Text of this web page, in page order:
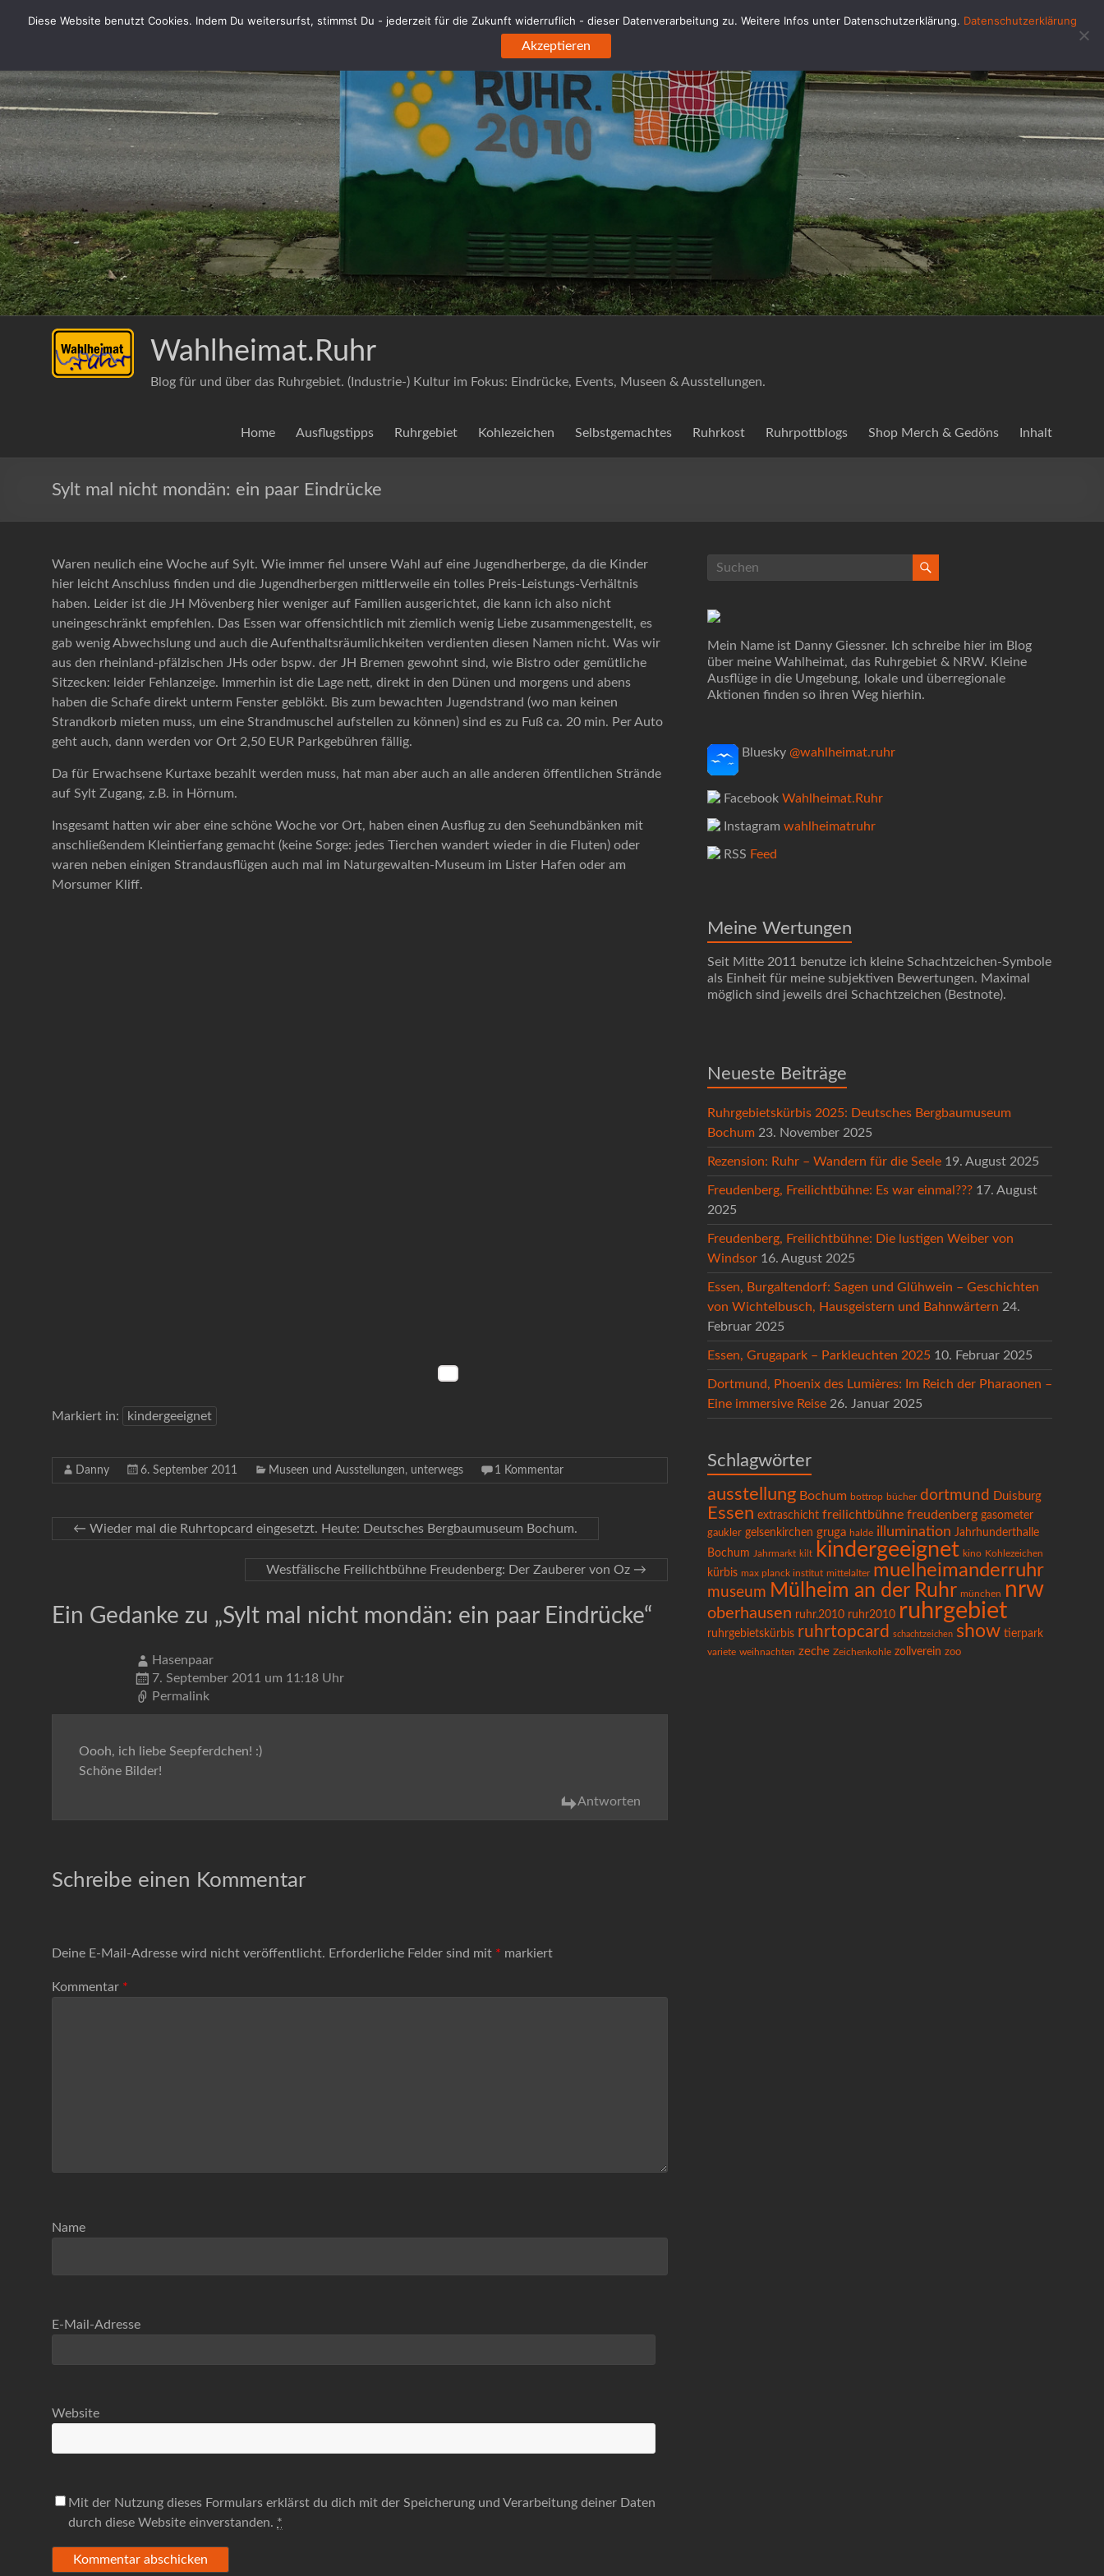
Inhalt
Wahlheimat.Ruhr
Blog für und über das Ruhrgebiet. (Industrie-) Kultur im Fokus: Eindrücke, Events, Museen & Ausstellungen.
Home Ausflugstipps Ruhrgebiet Kohlezeichen Selbstgemachtes Ruhrkost Ruhrpottblogs Shop Merch & Gedöns Inhalt
Sylt mal nicht mondän: ein paar Eindrücke
Waren neulich eine Woche auf Sylt. Wie immer fiel unsere Wahl auf eine Jugendherberge, da die Kinder
hier leicht Anschluss finden und die Jugendherbergen mittlerweile ein tolles Preis-Leistungs-Verhältnis
haben. Leider ist die JH Mövenberg hier weniger auf Familien ausgerichtet, die kann ich also nicht
uneingeschränkt empfehlen. Das Essen war offensichtlich mit ziemlich wenig Liebe zusammengestellt, es
gab wenig Abwechslung und auch die Aufenthaltsräumlichkeiten verdienten diesen Namen nicht. Was wir
aus den rheinland-pfälzischen JHs oder bspw. der JH Bremen gewohnt sind, wie Bistro oder gemütliche
Sitzecken: leider Fehlanzeige. Immerhin ist die Lage nett, direkt in den Dünen und morgens und abens
haben die Schafe direkt unterm Fenster geblökt. Bis zum bewachten Jugendstrand (wo man keinen
Strandkorb mieten muss, um eine Strandmuschel aufstellen zu können) sind es zu Fuß ca. 20 min. Per Auto
geht auch, dann werden vor Ort 2,50 EUR Parkgebühren fällig.
Da für Erwachsene Kurtaxe bezahlt werden muss, hat man aber auch an alle anderen öffentlichen Strände
auf Sylt Zugang, z.B. in Hörnum.
Insgesamt hatten wir aber eine schöne Woche vor Ort, haben einen Ausflug zu den Seehundbänken mit
anschließendem Kleintierfang gemacht (keine Sorge: jedes Tierchen wandert wieder in die Fluten) oder
waren neben einigen Strandausflügen auch mal im Naturgewalten-Museum im Lister Hafen oder am
Morsumer Kliff.
Markiert in: kindergeeignet
Danny 6. September 2011 Museen und Ausstellungen, unterwegs 1 Kommentar
← Wieder mal die Ruhrtopcard eingesetzt. Heute: Deutsches Bergbaumuseum Bochum.
Westfälische Freilichtbühne Freudenberg: Der Zauberer von Oz →
Ein Gedanke zu „Sylt mal nicht mondän: ein paar Eindrücke“
Hasenpaar
7. September 2011 um 11:18 Uhr
Permalink
Oooh, ich liebe Seepferdchen! :)
Schöne Bilder!
Antworten
Schreibe einen Kommentar
Deine E-Mail-Adresse wird nicht veröffentlicht. Erforderliche Felder sind mit * markiert
Kommentar *
Name
E-Mail-Adresse
Website
Mit der Nutzung dieses Formulars erklärst du dich mit der Speicherung und Verarbeitung deiner Daten
durch diese Website einverstanden. *
Mein Name ist Danny Giessner. Ich schreibe hier im Blog
über meine Wahlheimat, das Ruhrgebiet & NRW. Kleine
Ausflüge in die Umgebung, lokale und überregionale
Aktionen finden so ihren Weg hierhin.
Bluesky @wahlheimat.ruhr
Facebook Wahlheimat.Ruhr
Instagram wahlheimatruhr
RSS Feed
Meine Wertungen
Seit Mitte 2011 benutze ich kleine Schachtzeichen-Symbole
als Einheit für meine subjektiven Bewertungen. Maximal
möglich sind jeweils drei Schachtzeichen (Bestnote).
Neueste Beiträge
Ruhrgebietskürbis 2025: Deutsches Bergbaumuseum
Bochum 23. November 2025
Rezension: Ruhr – Wandern für die Seele 19. August 2025
Freudenberg, Freilichtbühne: Es war einmal??? 17. August
2025
Freudenberg, Freilichtbühne: Die lustigen Weiber von
Windsor 16. August 2025
Essen, Burgaltendorf: Sagen und Glühwein – Geschichten
von Wichtelbusch, Hausgeistern und Bahnwärtern 24.
Februar 2025
Essen, Grugapark – Parkleuchten 2025 10. Februar 2025
Dortmund, Phoenix des Lumières: Im Reich der Pharaonen –
Eine immersive Reise 26. Januar 2025
Schlagwörter
ausstellung Bochum bottrop bücher dortmund Duisburg
Essen extraschicht freilichtbühne freudenberg gasometer
gaukler gelsenkirchen gruga halde illumination Jahrhunderthalle
Bochum
Jahrmarkt kilt kindergeeignet kino Kohlezeichen
kürbis max planck institut mittelalter muelheimanderruhr
museum Mülheim an der Ruhr münchen nrw
oberhausen ruhr.2010 ruhr2010 ruhrgebiet
ruhrgebietskürbis ruhrtopcard schachtzeichen show tierpark
variete weihnachten zeche Zeichenkohle zollverein zoo
Diese Website benutzt Cookies. Indem Du weitersurfst, stimmst Du - jederzeit für die Zukunft widerruflich - dieser Datenverarbeitung zu. Weitere Infos unter Datenschutzerklärung. Datenschutzerklärung
Akzeptieren